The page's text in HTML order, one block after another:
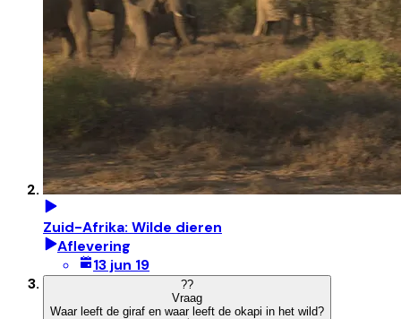
Zuid-Afrika: Wilde dieren
Aflevering
13 jun 19
??
Vraag
Waar leeft de giraf en waar leeft de okapi in het wild?